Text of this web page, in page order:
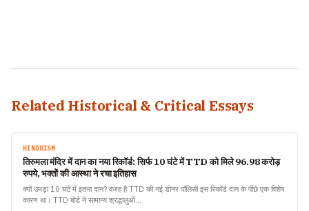
Related Historical & Critical Essays
HINDUISM
तिरुमला मंदिर में दान का नया रिकॉर्ड: सिर्फ 10 घंटे में TTD को मिले 96.98 करोड़
रुपये, भक्तों की आस्था ने रचा इतिहास
क्यों उमड़ा 10 घंटे में इतना दान? वजह है TTD की नई डोनर पॉलिसी इस रिकॉर्ड दान के पीछे एक विशेष
कारण था। TTD बोर्ड ने सामान्य श्रद्धालुओं…